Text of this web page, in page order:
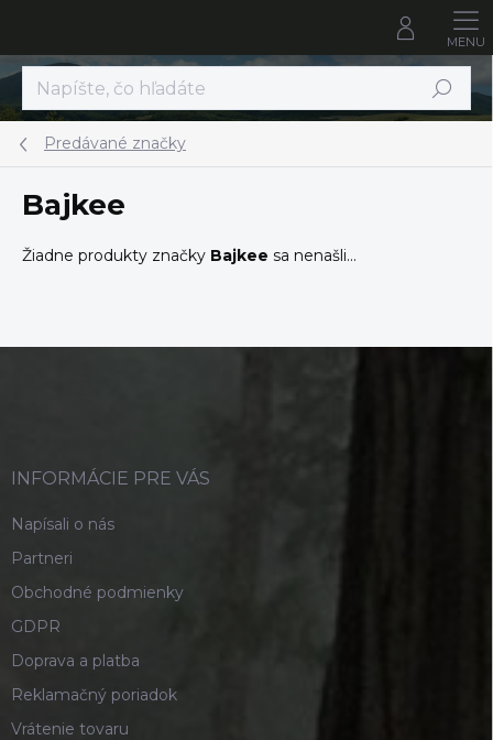
obsah
Hľadať
Predávané značky
Bajkee
Žiadne produkty značky Bajkee sa nenašli...
INFORMÁCIE PRE VÁS
Napísali o nás
Partneri
Obchodné podmienky
GDPR
Doprava a platba
Reklamačný poriadok
Vrátenie tovaru